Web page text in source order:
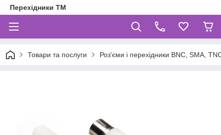
Перехідники ТМ
Товари та послуги Роз'єми і перехідники BNC, SMA,